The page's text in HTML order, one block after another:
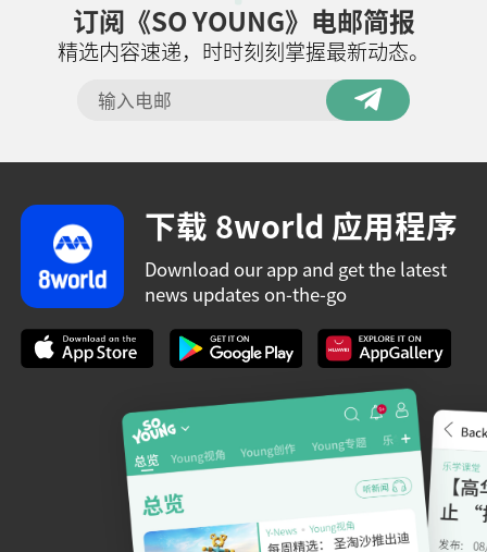
订阅《SO YOUNG》电邮简报
精选内容速递，时时刻刻掌握最新动态。
下载 8world 应用程序
Download our app and get the latest
news updates on-the-go